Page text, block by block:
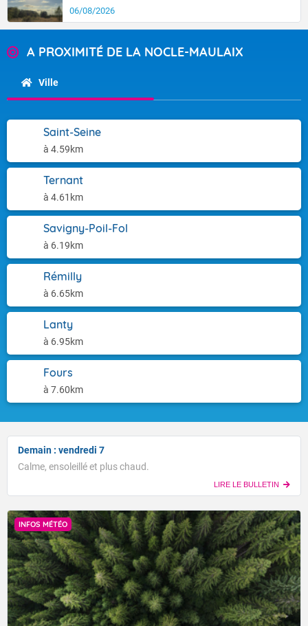
06/08/2026
A PROXIMITÉ DE LA NOCLE-MAULAIX
Ville
Saint-Seine
à 4.59km
Ternant
à 4.61km
Savigny-Poil-Fol
à 6.19km
Rémilly
à 6.65km
Lanty
à 6.95km
Fours
à 7.60km
Demain : vendredi 7
Calme, ensoleillé et plus chaud.
LIRE LE BULLETIN
INFOS MÉTÉO